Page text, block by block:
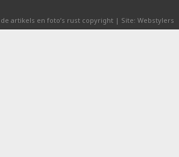
de artikels en foto’s rust copyright | Site: Webstylers